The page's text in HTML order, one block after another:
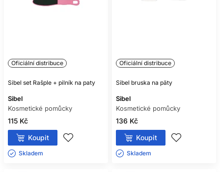
Oficiální distribuce
Sibel set Rašple + pilník na paty
Sibel
Kosmetické pomůcky
115 Kč
Koupit
Skladem ㅤ
Oficiální distribuce
Sibel bruska na päty
Sibel
Kosmetické pomůcky
136 Kč
Koupit
Skladem ㅤ